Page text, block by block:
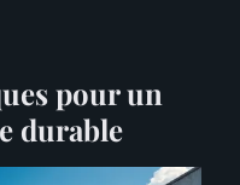
pour un
durable